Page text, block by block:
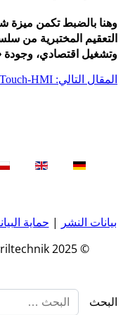
وتشغيل اقتصادي، وجودة
المقال التالي: MulticolorTouch-HMI من الجيل التالي
بيانات النشر | حماية
© 2025 SHP Steriltechnik | جميع الحقوق محفوظة.
البحث